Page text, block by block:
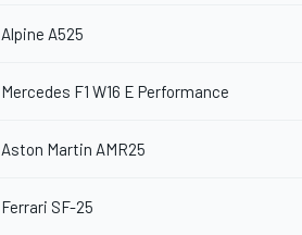
Alpine A525
Mercedes F1 W16 E Performance
Aston Martin AMR25
Ferrari SF-25